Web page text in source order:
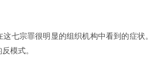
七宗罪很明显的组织机构中看到的症状。
模式。